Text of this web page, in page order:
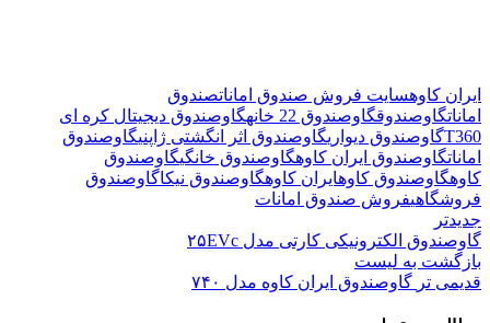
ایران کاوهسایت فروش صندوق اماناتصندوق
اماناتگاوصندوقگاوصندوق 22 خانه
گاوصندوق دیجیتال کره ای
T360گاوصندوق دیواریگاوصندوق اثر انگشتی ژاپنیگاوصندوق
اماناتگاوصندوق ایران کاوهگاوصندوق خانگیگاوصندوق
کاوهگاوصندوق کاوهایران کاوهگاوصندوق نیکاگاوصندوق
فروشگاهیفروش صندوق امانات
جدیدتر
گاوصندوق الکترونیکی کارتی مدل ۲۵EVc
بازگشت به لیست
قدیمی تر گاوصندوق ایران کاوه مدل ۷۴۰